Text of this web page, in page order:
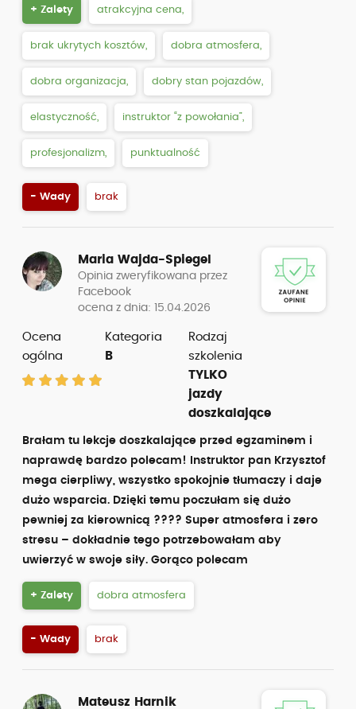
+ Zalety atrakcyjna cena,
brak ukrytych kosztów, dobra atmosfera,
dobra organizacja, dobry stan pojazdów,
elastyczność, instruktor “z powołania”,
profesjonalizm, punktualność
- Wady brak
Maria Wajda-Spiegel
Opinia zweryfikowana przez
Facebook
ocena z dnia: 15.04.2026
Ocena
ogólna
Kategoria
B
Rodzaj
szkolenia
TYLKO
jazdy
doszkalające
Brałam tu lekcje doszkalające przed egzaminem i
naprawdę bardzo polecam! Instruktor pan Krzysztof
mega cierpliwy, wszystko spokojnie tłumaczy i daje
dużo wsparcia. Dzięki temu poczułam się dużo
pewniej za kierownicą ???? Super atmosfera i zero
stresu – dokładnie tego potrzebowałam aby
uwierzyć w swoje siły. Gorąco polecam
+ Zalety dobra atmosfera
- Wady brak
Mateusz Harnik